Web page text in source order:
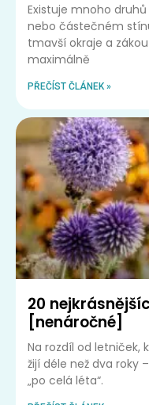
Existuje mnoho
nebo částečném
tmavší okraje a
maximálně
PŘEČÍST ČLÁNEK »
20
[nenáročné]
Na rozdíl od letniček,
žijí déle než dva roky
„po celá léta“.